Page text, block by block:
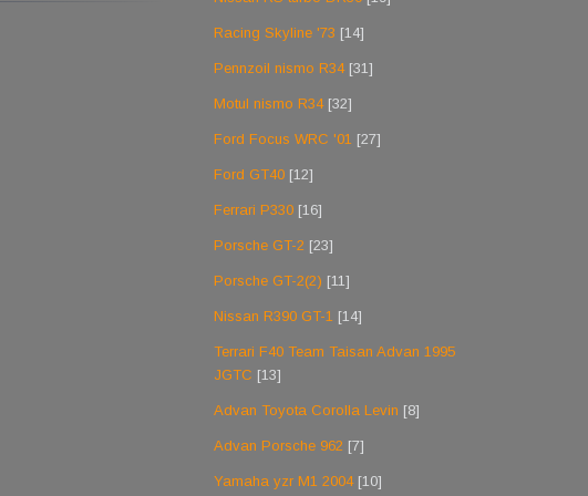
Racing Skyline '73 [14]
Pennzoil nismo R34 [31]
Motul nismo R34 [32]
Ford Focus WRC '01 [27]
Ford GT40 [12]
Ferrari P330 [16]
Porsche GT-2 [23]
Porsche GT-2(2) [11]
Nissan R390 GT-1 [14]
Terrari F40 Team Taisan Advan 1995
JGTC [13]
Advan Toyota Corolla Levin [8]
Advan Porsche 962 [7]
Yamaha yzr M1 2004 [10]